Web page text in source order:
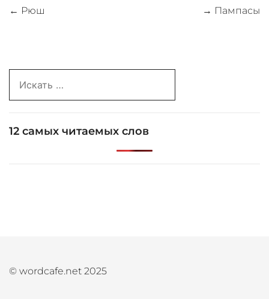
Навигация
← Рюш → Пампасы
for:
12 самых читаемых слов
© wordcafe.net 2025